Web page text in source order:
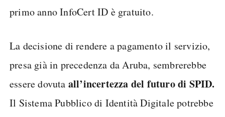
primo anno InfoCert ID è gratuito.
La decisione di rendere a pagamento il servizio,
presa già in precedenza da Aruba, sembrerebbe
essere dovuta all’incertezza del futuro di SPID.
Il Sistema Pubblico di Identità Digitale potrebbe